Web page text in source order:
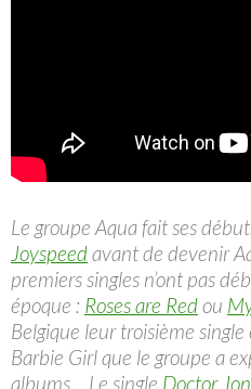
Le groupe Aqua fait ses
Joyspeedavant de devenir
premiers singles n’ont pas
époque : Roses are Redou
Belgique leur troisième
Barbie Girl que le groupe a
albums… Le single Doctor